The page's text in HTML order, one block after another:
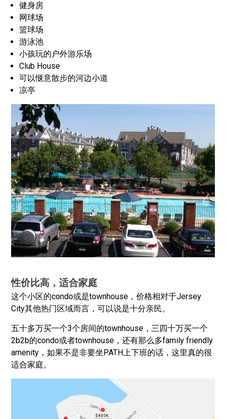
健身房
网球场
篮球场
游泳池
小孩玩的户外游乐场
Club House
可以惬意散步的河边小道
凉亭
性价比高，适合家庭
这个小区的condo或是townhouse，价格相对于Jersey
City其他热门区域而言，可以说是十分亲民。
五十多万买一个3个房间的townhouse，三四十万买一个
2b2b的condo或者townhouse，还有那么多family friendly
amenity，如果不是非要坐PATH上下班的话，这里真的很
适合家庭。